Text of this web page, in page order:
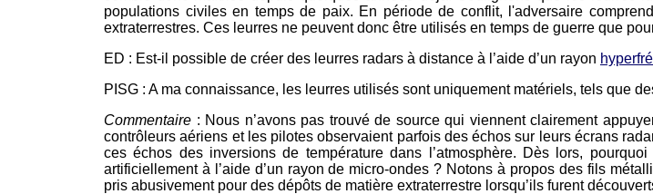
populations civiles en temps de paix. En période de conflit, l'adversaire
extraterrestres. Ces leurres ne peuvent donc être utilisés en temps de guerre que
ED : Est-il possible de créer des leurres radars à distance à l’aide d’un rayon
PISG : A ma connaissance, les leurres utilisés sont uniquement matériels, tels que
Commentaire : Nous n’avons pas trouvé de source qui viennent clairement
contrôleurs aériens et les pilotes observaient parfois des échos sur leurs écrans
ces échos des inversions de température dans l’atmosphère. Dès lors,
artificiellement à l’aide d’un rayon de micro-ondes ? Notons à propos des fils
pris abusivement pour des dépôts de matière extraterrestre lorsqu’ils furent